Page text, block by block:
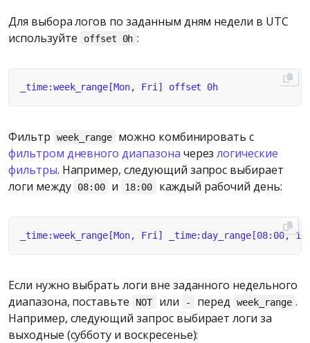
Для выбора логов по заданным дням недели в UTC
используйте
offset 0h :
Фильтр week_range
можно комбинировать с
фильтром дневного диапазона черезлогические
фильтры. Например, следующий запрос выбирает
логи между
08:00 и 18:00 каждый рабочий день:
Если нужно выбрать логи вне заданного недельного
диапазона, поставьте
NOT или - перед week_range .
Например, следующий запрос выбирает логи за
выходные (субботу и воскресенье):